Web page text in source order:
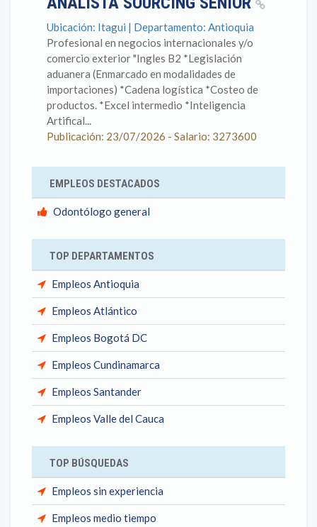
Ubicación: Itagui | Departamento: Antioquia
Profesional en negocios internacionales y/o
comercio exterior "Ingles B2 *Legislación
aduanera (Enmarcado en modalidades de
importaciones) *Cadena logística *Costeo de
productos. *Excel intermedio *Inteligencia
Artifical...
Publicación: 23/07/2026 - Salario: 3273600
EMPLEOS DESTACADOS
Odontólogo general
TOP DEPARTAMENTOS
Empleos Antioquia
Empleos Atlántico
Empleos Bogotá DC
Empleos Cundinamarca
Empleos Santander
Empleos Valle del Cauca
TOP BÚSQUEDAS
Empleos sin experiencia
Empleos medio tiempo